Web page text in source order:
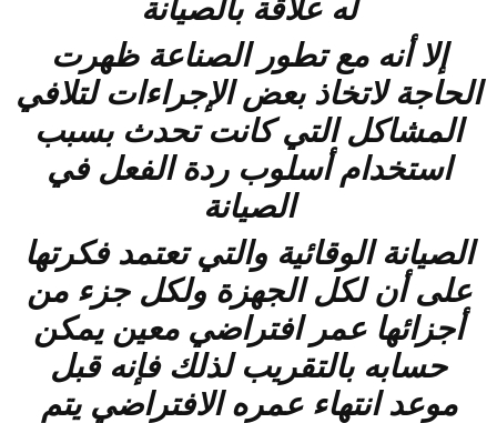
له علاقة بالصيانة
إلا أنه مع تطور الصناعة ظهرت
الحاجة لاتخاذ بعض الإجراءات لتلافي
المشاكل التي كانت تحدث بسبب
استخدام أسلوب ردة الفعل في
الصيانة
الصيانة الوقائية والتي تعتمد فكرتها
على أن لكل الجهزة ولكل جزء من
أجزائها عمر افتراضي معين يمكن
حسابه بالتقريب لذلك فإنه قبل
موعد انتهاء عمره الافتراضي يتم